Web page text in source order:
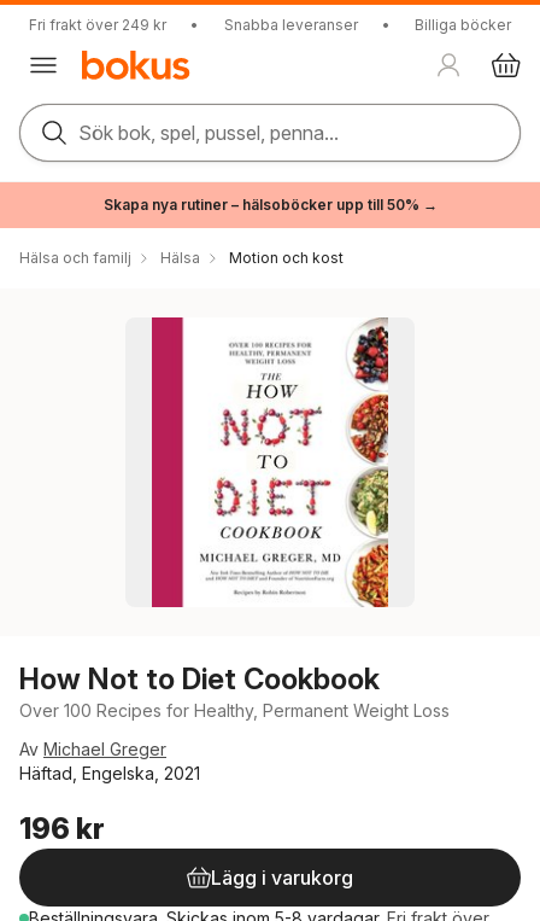
Fri frakt över 249 kr • Snabba leveranser • Billiga böcker
Sök bok, spel, pussel, penna...
Skapa nya rutiner – hälsoböcker upp till 50% →
Hälsa och familj Hälsa Motion och kost
How Not to Diet Cookbook
Over 100 Recipes for Healthy, Permanent Weight Loss
Av Michael Greger
Häftad, Engelska, 2021
196 kr
Lägg i varukorg